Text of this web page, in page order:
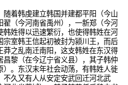
着韩虔建立韩国并建都平阳（今山
（今河南省禹州），一新郑（今河
姓得以迅速繁衍，也使得韩姓在河
室韩王信起初被封为颍川王，而后
莽之乱南迁南阳，这支韩姓在东汉得
昌黎（在今辽宁省义县），其子韩仲
）。东汉末年社会动荡，有韩姓人徙
不久又有人从安定安武回迁河北武